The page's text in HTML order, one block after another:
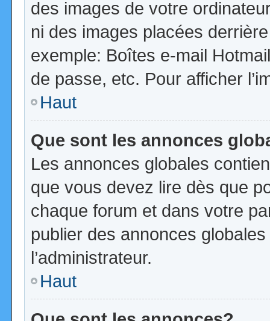
des images de votre
ni des images placées
exemple: Boîtes e-mail
de passe, etc. Pour afficher
Haut
Que sont les annonces
Les annonces globales
que vous devez lire dès que
chaque forum et dans votre
publier des annonces
l’administrateur.
Haut